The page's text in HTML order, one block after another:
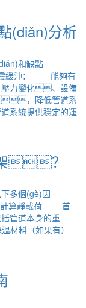
(diǎn)分析
和缺點
緩沖： -能夠有
力變化、設備
，降低管道系
統提供穩定的運
？
多個(gè)因
算靜載荷 -首
管道本身的重
料（如果有）